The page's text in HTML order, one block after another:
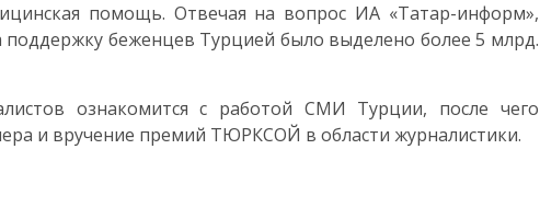
помощь. Отвечая на вопрос ИА «Татар-информ»,
поддержку беженцев Турцией было выделено более 5 млрд.
ознакомится с работой СМИ Турции, после чего
и вручение премий ТЮРКСОЙ в области журналистики.